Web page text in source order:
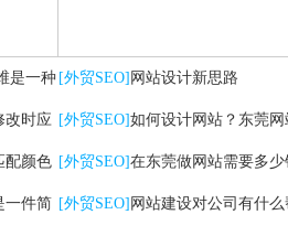
是一种
改时应
配颜色
一件简
[外贸SEO] 网站设计新思路
[外贸SEO]如何设计网站？东莞网
计的核心是什么？
[外贸SEO]在东莞做网站需要多少
[外贸SEO] 网站建设对公司有什么